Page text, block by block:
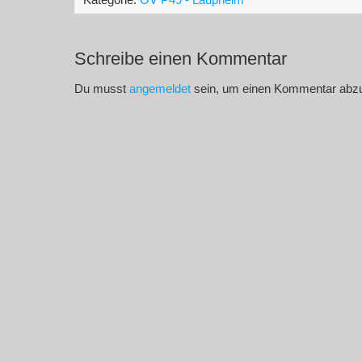
Schreibe einen Kommentar
Du musst angemeldet sein, um einen Kommentar